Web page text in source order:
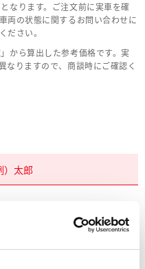
なります。ご注文前に実車を確
両の状態に関するお問い合わせに
ださい。
から算出した参考価格です。実
なりますので、商談時にご確認く